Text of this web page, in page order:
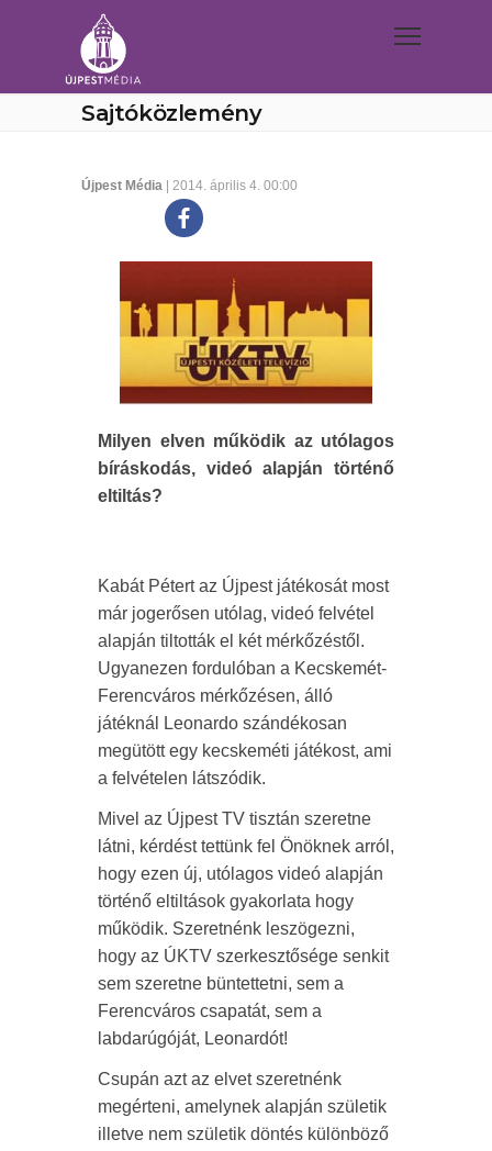
Sajtóközlemény
Újpest Média | 2014. április 4. 00:00
Milyen elven működik az utólagos
bíráskodás, videó alapján történő
eltiltás?
Kabát Pétert az Újpest játékosát most
már jogerősen utólag, videó felvétel
alapján tiltották el két mérkőzéstől.
Ugyanezen fordulóban a Kecskemét-
Ferencváros mérkőzésen, álló
játéknál Leonardo szándékosan
megütött egy kecskeméti játékost, ami
a felvételen látszódik.
Mivel az Újpest TV tisztán szeretne
látni, kérdést tettünk fel Önöknek arról,
hogy ezen új, utólagos videó alapján
történő eltiltások gyakorlata hogy
működik. Szeretnénk leszögezni,
hogy az ÚKTV szerkesztősége senkit
sem szeretne büntettetni, sem a
Ferencváros csapatát, sem a
labdarúgóját, Leonardót!
Csupán azt az elvet szeretnénk
megérteni, amelynek alapján születik
illetve nem születik döntés különböző